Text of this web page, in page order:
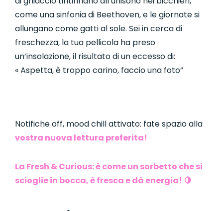
come una sinfonia di Beethoven, e le giornate si
allungano come gatti al sole. Sei in cerca di
freschezza, la tua pellicola ha preso
un’insolazione, il risultato di un eccesso di:
« Aspetta, è troppo carino, faccio una foto”
Notifiche off, mood chill attivato: fate spazio alla
vostra nuova lettura preferita!
La Fresh & Curious: è come un sorbetto che si
scioglie in bocca, è fresca e dà energia! 🍋